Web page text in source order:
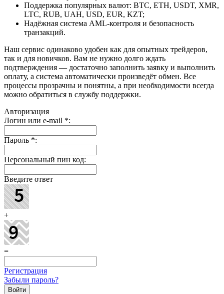
Поддержка популярных валют: BTC, ETH, USDT, XMR,
LTC, RUB, UAH, USD, EUR, KZT;
Надёжная система AML-контроля и безопасность
транзакций.
Наш сервис одинаково удобен как для опытных трейдеров,
так и для новичков. Вам не нужно долго ждать
подтверждения — достаточно заполнить заявку и выполнить
оплату, а система автоматически произведёт обмен. Все
процессы прозрачны и понятны, а при необходимости всегда
можно обратиться в службу поддержки.
Авторизация
Логин или e-mail *:
Пароль *:
Персональный пин код:
Введите ответ
+
=
Регистрация
Забыли пароль?